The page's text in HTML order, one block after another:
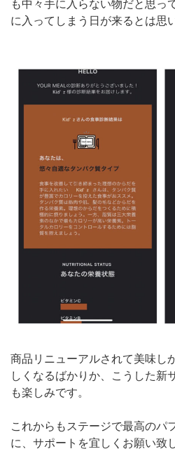
も中々手に入らない物だと思っ
に入ってしまう日が来るとは思
商品リニューアルされて美味し
しくなるばかりか、こうした新
も楽しみです。
これからもステージで最高のパ
に、サポートを宜しくお願い致